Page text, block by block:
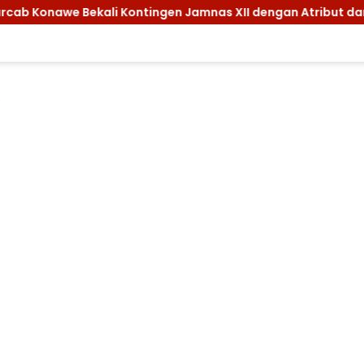
Jamnas XII dengan Atribut dan Motivasi, Incar